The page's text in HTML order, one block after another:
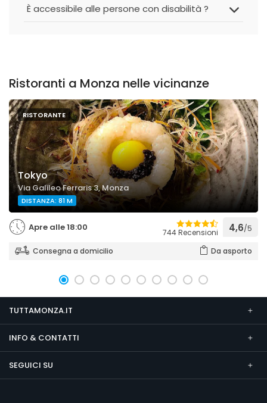
È accessibile alle persone con disabilità ?
Ristoranti a Monza nelle vicinanze
RISTORANTE
Tokyo
Via Galileo Ferraris 3, Monza
DISTANZA: 81 M
Apre alle 18:00 744 Recensioni 4,6/5
Consegna a domicilio Da asporto
TUTTAMONZA.IT
INFO & CONTATTI
SEGUICI SU